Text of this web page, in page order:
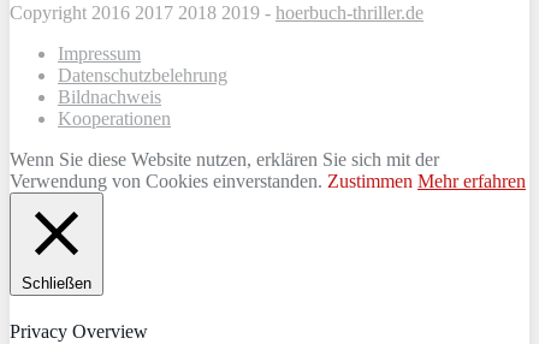
Copyright 2016 2017 2018 2019 - hoerbuch-thriller.de
Impressum
Datenschutzbelehrung
Bildnachweis
Kooperationen
Wenn Sie diese Website nutzen, erklären Sie sich mit der
Verwendung von Cookies einverstanden. Zustimmen Mehr erfahren
Schließen
Privacy Overview